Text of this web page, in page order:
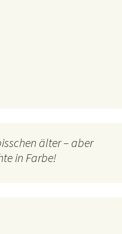
älter – aber
in Farbe!